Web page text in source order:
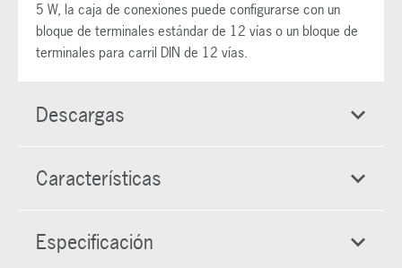
5 W, la caja de conexiones puede configurarse con un
bloque de terminales estándar de 12 vías o un bloque de
terminales para carril DIN de 12 vías.
Descargas
Características
Especificación